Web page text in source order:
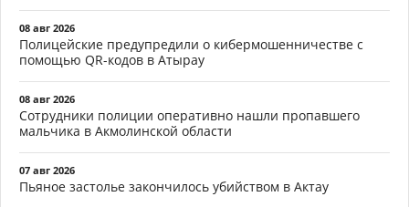
08 авг 2026
Полицейские предупредили о кибермошенничестве с
помощью QR-кодов в Атырау
08 авг 2026
Сотрудники полиции оперативно нашли пропавшего
мальчика в Акмолинской области
07 авг 2026
Пьяное застолье закончилось убийством в Актау